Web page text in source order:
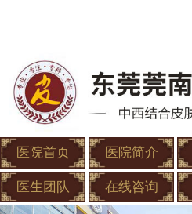
医院首页 医院简介
医生团队 在线咨询